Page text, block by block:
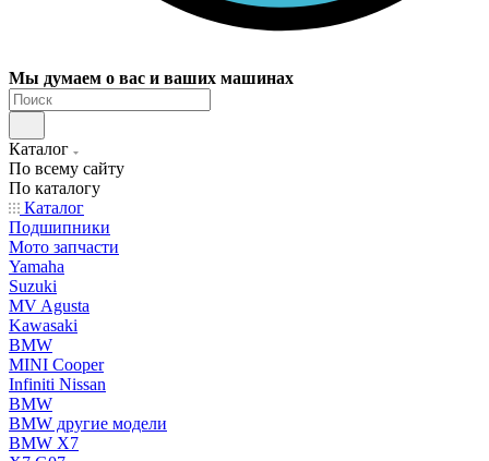
Мы думаем о вас и ваших машинах
Каталог
По всему сайту
По каталогу
Каталог
Подшипники
Мото запчасти
Yamaha
Suzuki
MV Agusta
Kawasaki
BMW
MINI Cooper
Infiniti Nissan
BMW
BMW другие модели
BMW X7